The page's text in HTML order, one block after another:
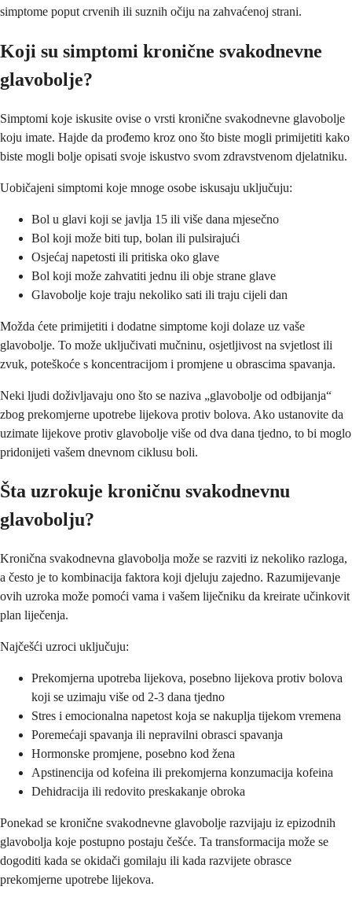
simptome poput crvenih ili suznih očiju na zahvaćenoj strani.
Koji su simptomi kronične svakodnevne
glavobolje?
Simptomi koje iskusite ovise o vrsti kronične svakodnevne glavobolje
koju imate. Hajde da prođemo kroz ono što biste mogli primijetiti kako
biste mogli bolje opisati svoje iskustvo svom zdravstvenom djelatniku.
Uobičajeni simptomi koje mnoge osobe iskusaju uključuju:
Bol u glavi koji se javlja 15 ili više dana mjesečno
Bol koji može biti tup, bolan ili pulsirajući
Osjećaj napetosti ili pritiska oko glave
Bol koji može zahvatiti jednu ili obje strane glave
Glavobolje koje traju nekoliko sati ili traju cijeli dan
Možda ćete primijetiti i dodatne simptome koji dolaze uz vaše
glavobolje. To može uključivati mučninu, osjetljivost na svjetlost ili
zvuk, poteškoće s koncentracijom i promjene u obrascima spavanja.
Neki ljudi doživljavaju ono što se naziva „glavobolje od odbijanja“
zbog prekomjerne upotrebe lijekova protiv bolova. Ako ustanovite da
uzimate lijekove protiv glavobolje više od dva dana tjedno, to bi moglo
pridonijeti vašem dnevnom ciklusu boli.
Šta uzrokuje kroničnu svakodnevnu
glavobolju?
Kronična svakodnevna glavobolja može se razviti iz nekoliko razloga,
a često je to kombinacija faktora koji djeluju zajedno. Razumijevanje
ovih uzroka može pomoći vama i vašem liječniku da kreirate učinkovit
plan liječenja.
Najčešći uzroci uključuju:
Prekomjerna upotreba lijekova, posebno lijekova protiv bolova
koji se uzimaju više od 2-3 dana tjedno
Stres i emocionalna napetost koja se nakuplja tijekom vremena
Poremećaji spavanja ili nepravilni obrasci spavanja
Hormonske promjene, posebno kod žena
Apstinencija od kofeina ili prekomjerna konzumacija kofeina
Dehidracija ili redovito preskakanje obroka
Ponekad se kronične svakodnevne glavobolje razvijaju iz epizodnih
glavobolja koje postupno postaju češće. Ta transformacija može se
dogoditi kada se okidači gomilaju ili kada razvijete obrasce
prekomjerne upotrebe lijekova.